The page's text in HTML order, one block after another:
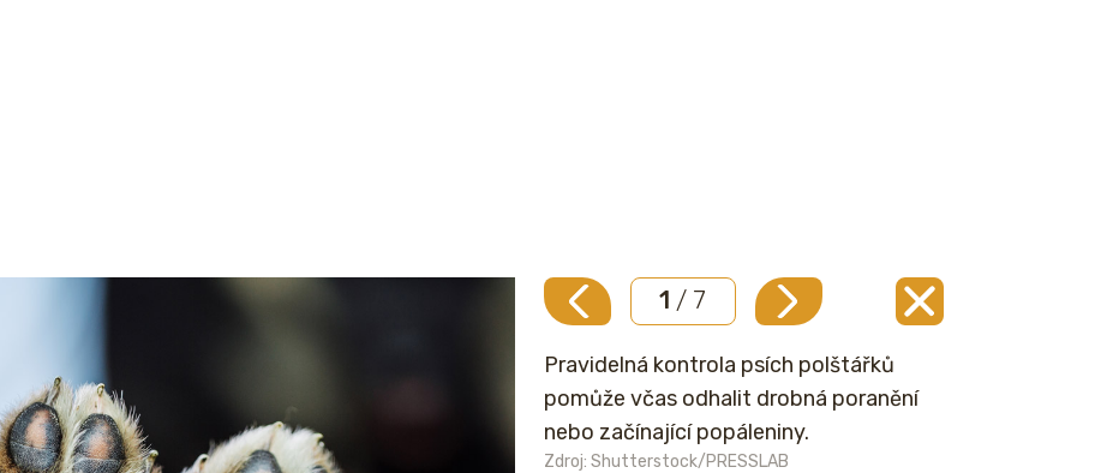
1 / 7
Pravidelná kontrola psích polštářků
pomůže včas odhalit drobná poranění
nebo začínající popáleniny.
Zdroj: Shutterstock/PRESSLAB